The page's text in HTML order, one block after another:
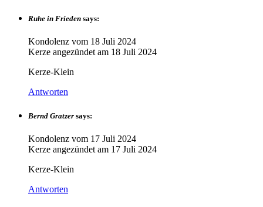
Ruhe in Frieden says:
Kondolenz vom 18 Juli 2024
Kerze angezündet am 18 Juli 2024
Kerze-Klein
Antworten
Bernd Gratzer says:
Kondolenz vom 17 Juli 2024
Kerze angezündet am 17 Juli 2024
Kerze-Klein
Antworten